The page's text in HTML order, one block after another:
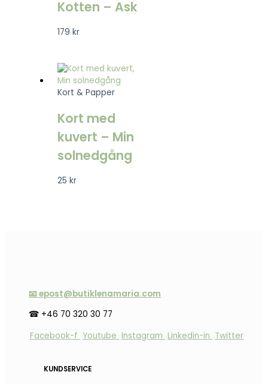
Kotten – Ask
179kr
Kort & Papper
Kort med
kuvert – Min
solnedgång
25kr
📧 epost@butiklenamaria.com
☎ +46 70 320 30 77
Facebook-f Youtube Instagram Linkedin-in Twitter
KUNDSERVICE